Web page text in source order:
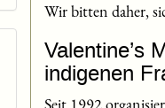
Wir bitten daher,
Valentine’s
indigenen